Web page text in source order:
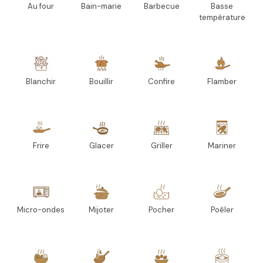
Au four Bain-marie Barbecue
Basse
température
Blanchir Bouillir Confire Flamber
Frire Glacer Griller Mariner
Micro-ondes Mijoter Pocher Poêler